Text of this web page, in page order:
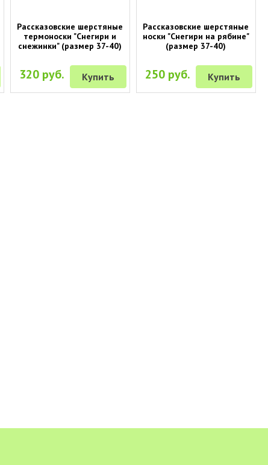
Рассказовские шерстяные
термоноски "Снегири и
снежинки" (размер 37-40)
320 руб. Купить
Рассказовские шерстяные
носки "Снегири на рябине"
(размер 37-40)
250 руб. Купить